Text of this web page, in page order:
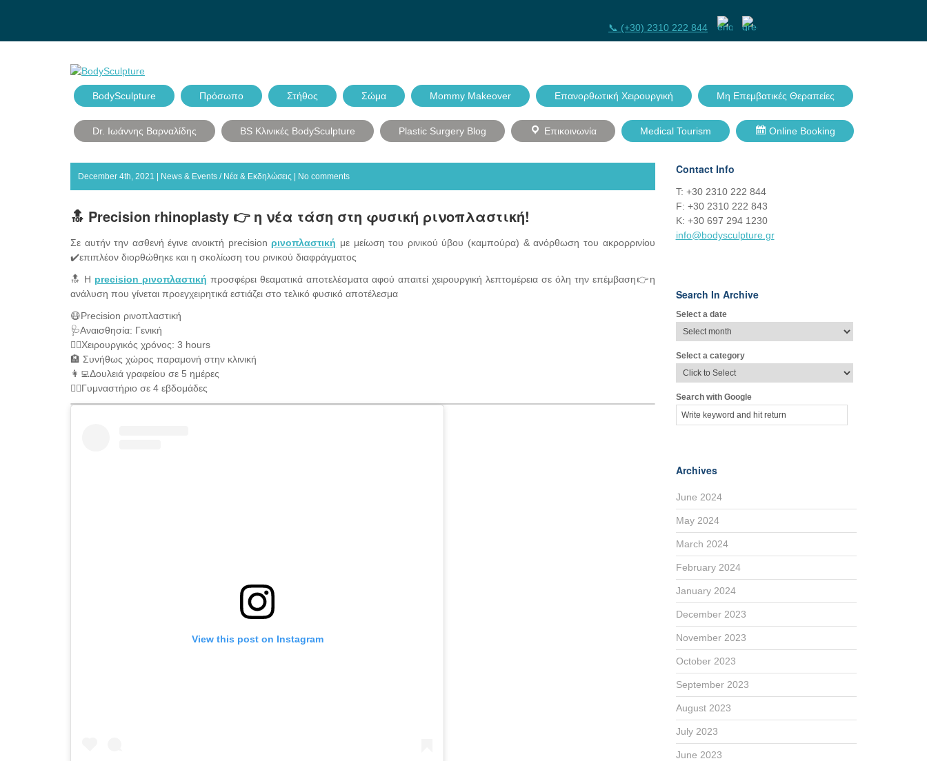
📞 (+30) 2310 222 844
BodySculpture Πρόσωπο Στήθος Σώμα Mommy Makeover Επανορθωτική Χειρουργική Μη Επεμβατικές Θεραπείες
Dr. Ιωάννης Βαρναλίδης BS Κλινικές BodySculpture Plastic Surgery Blog Επικοινωνία Medical Tourism Online Booking
December 4th, 2021 | News & Events / Νέα & Εκδηλώσεις No comments
🔝 Precision rhinoplasty 👉 η νέα τάση στη φυσική ρινοπλαστική!
Σε αυτήν την ασθενή έγινε ανοικτή precisionρινοπλαστική με μείωση του ρινικού ύβου (καμπούρα) & ανόρθωση του ακρορρινίου
✔️επιπλέον διορθώθηκε και η σκολίωση του ρινικού διαφράγματος
🔝 Η precision ρινοπλαστική προσφέρει θεαματικά αποτελέσματα αφού απαιτεί χειρουργική λεπτομέρεια σε όλη την επέμβαση👉η
ανάλυση που γίνεται προεγχειρητικά εστιάζει στο τελικό φυσικό αποτέλεσμα
😷Precision ρινοπλαστική
🩺Αναισθησία: Γενική
👨‍⚕️Χειρουργικός χρόνος: 3 hours
🏨 Συνήθως χώρος παραμονή στην κλινική
👩‍💻Δουλειά γραφείου σε 5 ημέρες
🏃‍♀️Γυμναστήριο σε 4 εβδομάδες
View this post on Instagram
Contact Info
Τ: +30 2310 222 844
F: +30 2310 222 843
Κ: +30 697 294 1230
info@bodysculpture.gr
Search In Archive
Select a date
Select a category
Search with Google
Archives
June 2024
May 2024
March 2024
February 2024
January 2024
December 2023
November 2023
October 2023
September 2023
August 2023
July 2023
June 2023